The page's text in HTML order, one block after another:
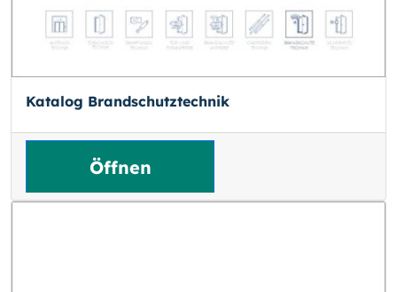
Katalog Brandschutztechnik
Öffnen